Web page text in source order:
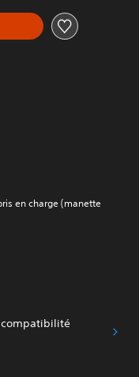
en charge (manette